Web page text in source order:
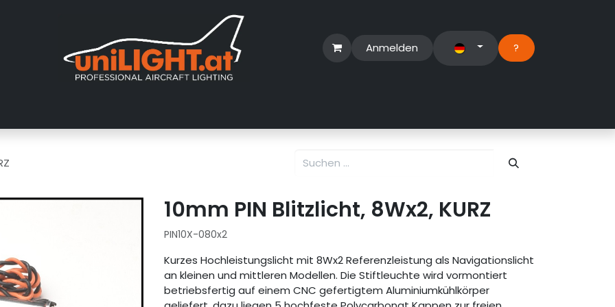
Anmelden ?​
10mm PIN Blitzlicht, 8Wx2, KURZ
PIN10X-080x2
Kurzes Hochleistungslicht mit 8Wx2 Referenzleistung als Navigationslicht
an kleinen und mittleren Modellen. Die Stiftleuchte wird vormontiert
betriebsfertig auf einem CNC gefertigtem Aluminiumkühlkörper